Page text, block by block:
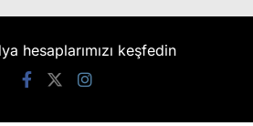
hesaplarımızı keşfedin